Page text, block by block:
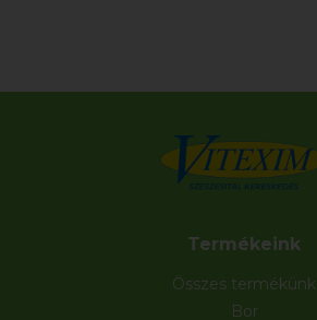
Termékeink
Összes termékünk
Bor